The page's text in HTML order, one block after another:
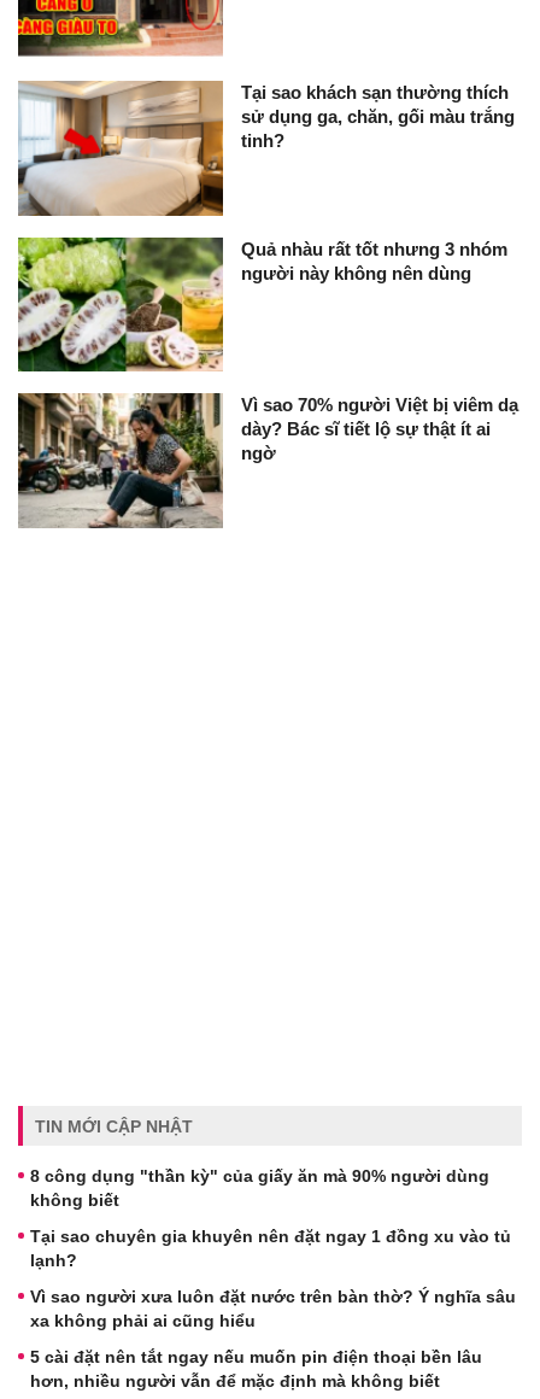
Tại sao khách sạn thường thích
sử dụng ga, chăn, gối màu trắng
tinh?
Quả nhàu rất tốt nhưng 3 nhóm
người này không nên dùng
Vì sao 70% người Việt bị viêm dạ
dày? Bác sĩ tiết lộ sự thật ít ai
ngờ
TIN MỚI CẬP NHẬT
8 công dụng "thần kỳ" của giấy ăn mà 90% người dùng
không biết
Tại sao chuyên gia khuyên nên đặt ngay 1 đồng xu vào tủ
lạnh?
Vì sao người xưa luôn đặt nước trên bàn thờ? Ý nghĩa sâu
xa không phải ai cũng hiểu
5 cài đặt nên tắt ngay nếu muốn pin điện thoại bền lâu
hơn, nhiều người vẫn để mặc định mà không biết